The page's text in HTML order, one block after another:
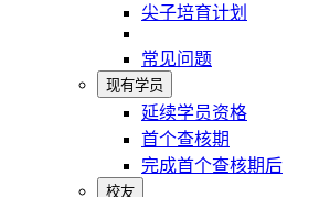
尖子培育计划
常见问题
现有学员
延续学员资格
首个查核期
完成首个查核期后
校友